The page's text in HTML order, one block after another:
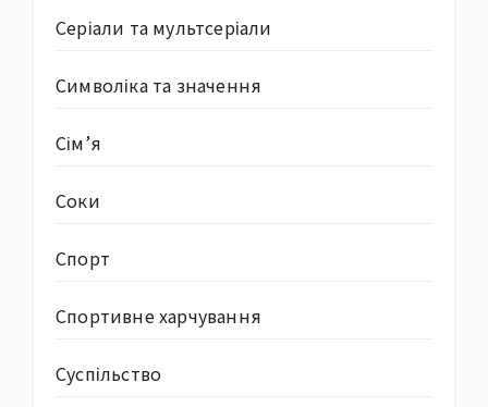
Серіали та мультсеріали
Символіка та значення
Сім’я
Соки
Спорт
Спортивне харчування
Суcпільство